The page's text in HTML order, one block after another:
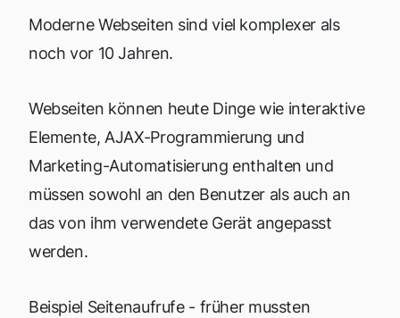
Moderne Webseiten sind viel komplexer als
noch vor 10 Jahren.
Webseiten können heute Dinge wie interaktive
Elemente, AJAX-Programmierung und
Marketing-Automatisierung enthalten und
müssen sowohl an den Benutzer als auch an
das von ihm verwendete Gerät angepasst
werden.
Beispiel Seitenaufrufe - früher mussten